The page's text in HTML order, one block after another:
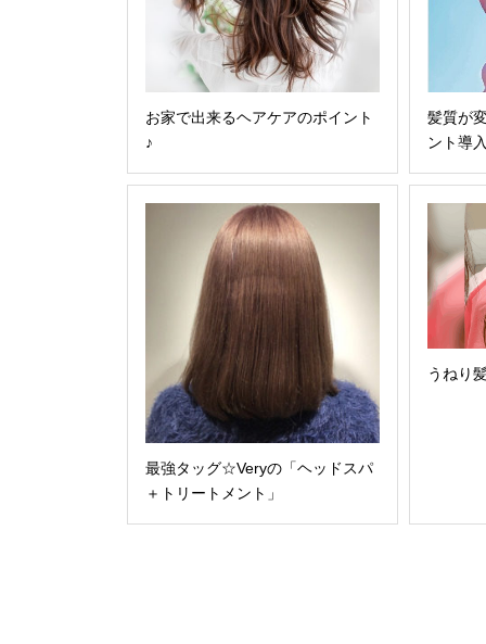
お家で出来るヘアケアのポイント
♪
髪質が
ント導
最強タッグ☆Veryの「ヘッドスパ
＋トリートメント」
うねり